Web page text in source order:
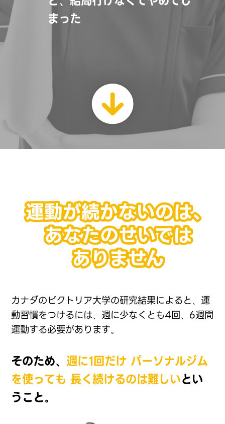
まった
カナダのビクトリア大学の研究結果によると、運
動習慣をつけるには、週に少なくとも4回、6週間
運動する必要があります。
そのため、週に1回だけ パーソナルジム
を使っても 長く続けるのは難しいとい
うこと。